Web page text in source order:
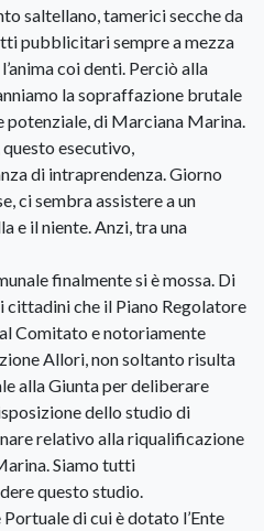
saltellano, tamerici secche da
pubblicitari sempre a mezza
coi denti. Perciò alla
la sopraffazione brutale
potenziale, di Marciana Marina.
esecutivo,
di intraprendenza. Giorno
ci sembra assistere a un
e il niente. Anzi, tra una
finalmente si è mossa. Di
che il Piano Regolatore
Comitato e notoriamente
Allori, non soltanto risulta
alla Giunta per deliberare
dello studio di
relativo alla riqualificazione
Siamo tutti
questo studio.
di cui è dotato l’Ente